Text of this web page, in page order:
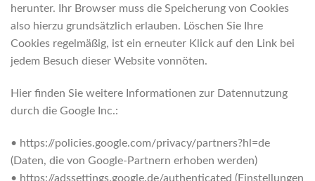
herunter. Ihr Browser muss die Speicherung von Cookies
also hierzu grundsätzlich erlauben. Löschen Sie Ihre
Cookies regelmäßig, ist ein erneuter Klick auf den Link bei
jedem Besuch dieser Website vonnöten.
Hier finden Sie weitere Informationen zur Datennutzung
durch die Google Inc.:
• https://policies.google.com/privacy/partners?hl=de
(Daten, die von Google-Partnern erhoben werden)
• https://adssettings.google.de/authenticated (Einstellungen